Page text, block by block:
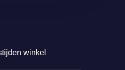
winkel